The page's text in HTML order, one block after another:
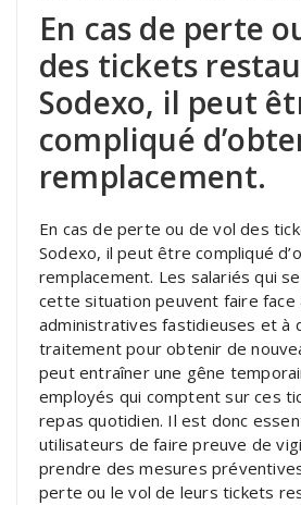
En cas de perte
des tickets
Sodexo, il peut
compliqué
remplacement.
En cas de perte ou de vol des
Sodexo, il peut être compliqué
remplacement. Les salariés qui
cette situation peuvent faire face
administratives fastidieuses et à
traitement pour obtenir de
peut entraîner une gêne
employés qui comptent sur ces
repas quotidien. Il est donc
utilisateurs de faire preuve de
prendre des mesures
perte ou le vol de leurs tickets